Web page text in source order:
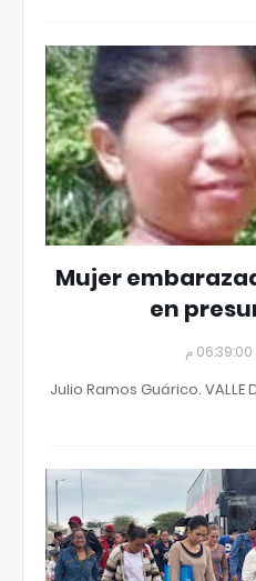
Mujer
en
Julio Ramos Guárico. VALLE